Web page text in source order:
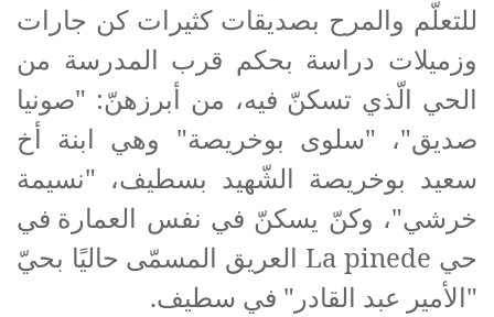
للتعلّم والمرح بصديقات كثيرات كن جارات
وزميلات دراسة بحكم قرب المدرسة من
الحي الّذي تسكنّ فيه، من أبرزهنّ: "صونيا
صديق"، "سلوى بوخريصة" وهي ابنة أخ
سعيد بوخريصة الشّهيد بسطيف، "نسيمة
خرشي"، وكنّ يسكنّ في نفس العمارة في
حي La pinede العريق المسمّى حاليًا بحيّ
"الأمير عبد القادر" في سطيف.